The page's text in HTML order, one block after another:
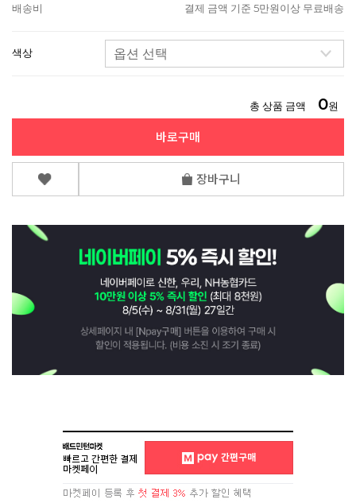
배송비
결제 금액 기준 5만원이상 무료배송
색상
총 상품 금액 0원
바로구매
장바구니